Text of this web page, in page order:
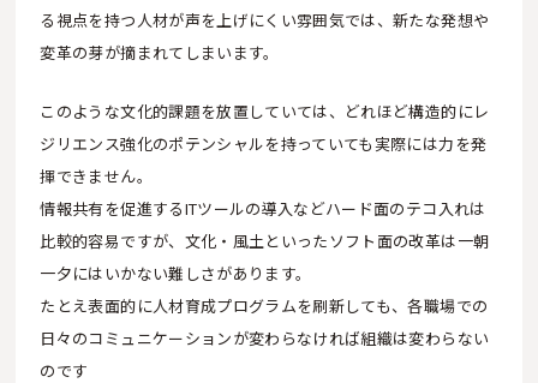
る視点を持つ人材が声を上げにくい雰囲気では、新たな発想や
変革の芽が摘まれてしまいます。
このような文化的課題を放置していては、どれほど構造的にレ
ジリエンス強化のポテンシャルを持っていても実際には力を発
揮できません。
情報共有を促進するITツールの導入などハード面のテコ入れは
比較的容易ですが、文化・風土といったソフト面の改革は一朝
一夕にはいかない難しさがあります。
たとえ表面的に人材育成プログラムを刷新しても、各職場での
日々のコミュニケーションが変わらなければ組織は変わらない
のです